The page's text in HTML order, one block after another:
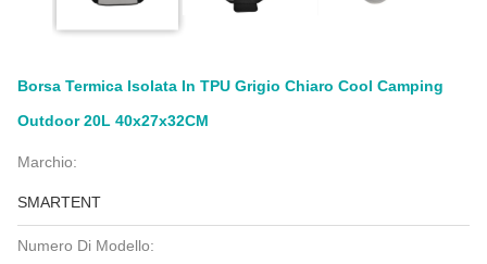
Borsa Termica Isolata In TPU Grigio Chiaro Cool Camping
Outdoor 20L 40x27x32CM
Marchio:
SMARTENT
Numero Di Modello: